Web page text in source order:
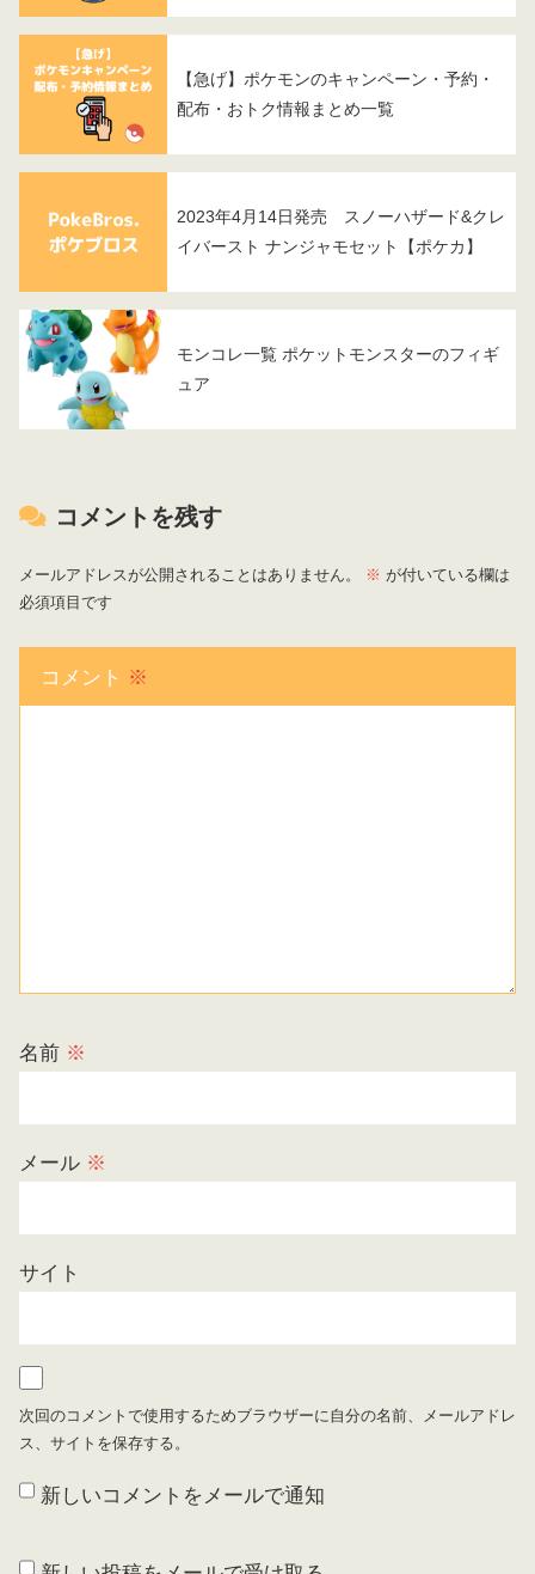
【急げ】ポケモンのキャンペーン・予約・
配布・おトク情報まとめ一覧
2023年4月14日発売 スノーハザード&クレ
イバースト ナンジャモセット【ポケカ】
モンコレ一覧 ポケットモンスターのフィギ
ュア
コメントを残す
メールアドレスが公開されることはありません。 ※ が付いている欄は
必須項目です
コメント ※
名前 ※
メール ※
サイト
次回のコメントで使用するためブラウザーに自分の名前、メールアドレ
ス、サイトを保存する。
新しいコメントをメールで通知